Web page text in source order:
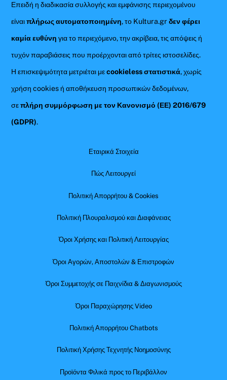
Επειδή η διαδικασία συλλογής και εμφάνισης περιεχομένου
είναιπλήρως αυτοματοποιημένη, το Kultura.grδεν φέρει
καμία ευθύνη για το περιεχόμενο, την ακρίβεια, τις απόψεις ή
τυχόν παραβιάσεις που προέρχονται από τρίτες ιστοσελίδες.
Η επισκεψιμότητα μετριέται μεcookieless στατιστικά, χωρίς
χρήση cookies ή αποθήκευση προσωπικών δεδομένων,
σεπλήρη συμμόρφωση με τον Κανονισμό (ΕΕ) 2016/679
(GDPR).
Εταιρικά Στοιχεία
Πώς Λειτουργεί
Πολιτική Απορρήτου & Cookies
Πολιτική Πλουραλισμού και Διαφάνειας
Όροι Χρήσης και Πολιτική Λειτουργίας
Όροι Αγορών, Αποστολών & Επιστροφών
Όροι Συμμετοχής σε Παιχνίδια & Διαγωνισμούς
Όροι Παραχώρησης Video
Πολιτική Απορρήτου Chatbots
Πολιτική Χρήσης Τεχνητής Νοημοσύνης
Προϊόντα Φιλικά προς το Περιβάλλον